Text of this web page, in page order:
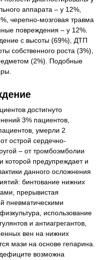
аппарата – у 12%,
черепно-мозговая травма
повреждения – у 12%.
с высоты (69%), ДТП
собственного роста (3%),
(2%). Подобные
достигнуто
3% пациентов,
умерли 2
острой сердечно-
– от тромбоэмболии
которой предупреждает и
данного осложнения
бинтование нижних
прерывистая
пневматическими
использование
и антиагрегантов,
вен на нижних
мази на основе гепарина.
возможна